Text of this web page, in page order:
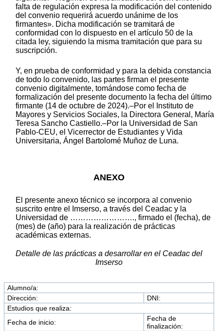
falta de regulación expresa la modificación del contenido
del convenio requerirá acuerdo unánime de los
firmantes». Dicha modificación se tramitará de
conformidad con lo dispuesto en el artículo 50 de la
citada ley, siguiendo la misma tramitación que para su
suscripción.
Y, en prueba de conformidad y para la debida constancia
de todo lo convenido, las partes firman el presente
convenio digitalmente, tomándose como fecha de
formalización del presente documento la fecha del último
firmante (14 de octubre de 2024).–Por el Instituto de
Mayores y Servicios Sociales, la Directora General, María
Teresa Sancho Castiello.–Por la Universidad de San
Pablo-CEU, el Vicerrector de Estudiantes y Vida
Universitaria, Ángel Bartolomé Muñoz de Luna.
ANEXO
El presente anexo técnico se incorpora al convenio
suscrito entre el Imserso, a través del Ceadac y la
Universidad de ……………………., firmado el (fecha), de
(mes) de (año) para la realización de prácticas
académicas externas.
Detalle de las prácticas a desarrollar en el Ceadac del
Imserso
Alumno/a:
Dirección:
DNI:
Estudios que realiza:
Fecha de inicio:
Fecha de
finalización: